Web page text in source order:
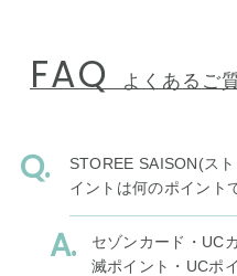
FAQ よくあるご
STOREE SAISON(ス
イントは何のポイント
セゾンカード・UC
滅ポイント・UCポ